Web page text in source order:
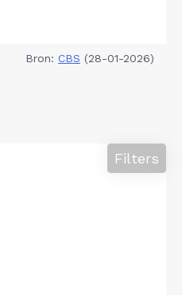
Bron: CBS (28-01-2026)
Filters